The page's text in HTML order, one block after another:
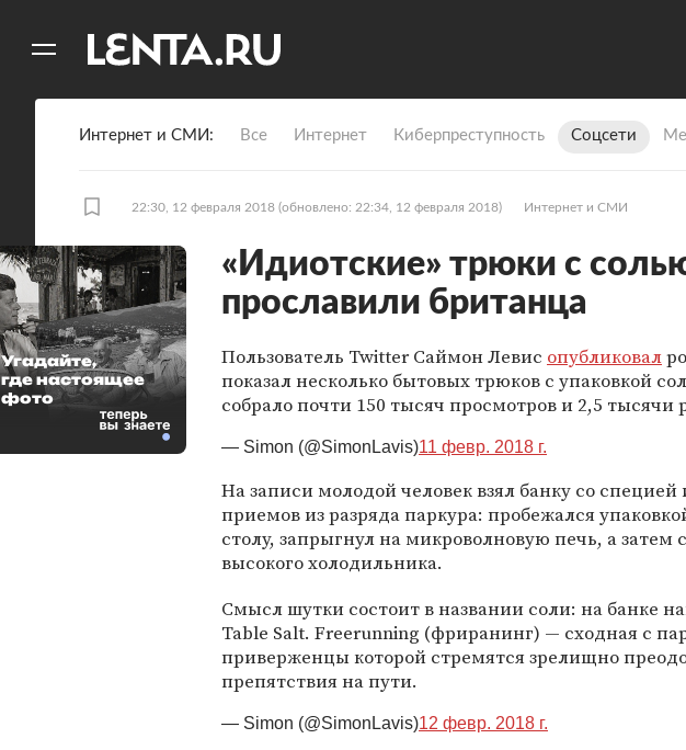
Интернет и СМИ Все Интернет Киберпреступность Coцсети
22:30, 12 февраля 2018 (обновлено: 22:34, 12 февраля 2018) Интернет и СМИ
«Идиотские» трюки с
прославили британца
Пользователь Twitter Саймон Левис опубликовал
показал несколько бытовых трюков с упаковкой
собрало почти 150 тысяч просмотров и 2,5 тысячи
— Simon (@SimonLavis)11 февр. 2018 г.
На записи молодой человек взял банку со специей
приемов из разряда паркура: пробежался
столу, запрыгнул на микроволновую печь, а затем
высокого холодильника.
Смысл шутки состоит в названии соли: на банке
Table Salt. Freerunning (фриранинг) — сходная с
приверженцы которой стремятся зрелищно
препятствия на пути.
— Simon (@SimonLavis)12 февр. 2018 г.
Угадайте,
где настоящее
фото